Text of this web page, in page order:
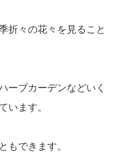
折々の花々を見ること
ーブカーデンなどいく
います。
もできます。